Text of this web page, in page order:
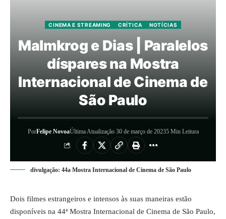
CINEMA E STREAMING CRÍTICA NOTÍCIAS
Malmkrog e Dias | Paralelos
díspares na Mostra
Internacional de Cinema de
São Paulo
PorFelipe NovoaÚltima Atualização 30 de março de 20235 Min Leitura
divulgação: 44a Mostra Internacional de Cinema de São Paulo
Dois filmes estrangeiros e intensos às suas maneiras estão
disponíveis na 44ª Mostra Internacional de Cinema de São Paulo,